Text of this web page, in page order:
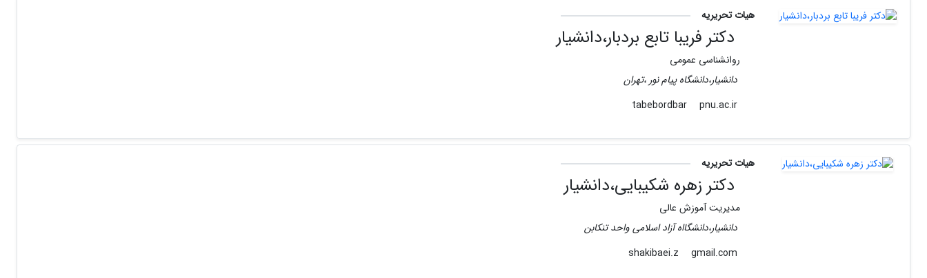
هیات تحریریه
دکتر فریبا تابع بردبار،دانشیار
روانشناسی عمومی
دانشیار،دانشگاه پیام نور ،تهران
tabebordbar
pnu.ac.ir
هیات تحریریه
دکتر زهره شکیبایی،دانشیار
مدیریت آموزش عالی
دانشیار،دانشگااه آزاد اسلامی واحد تنکابن
gmail.com